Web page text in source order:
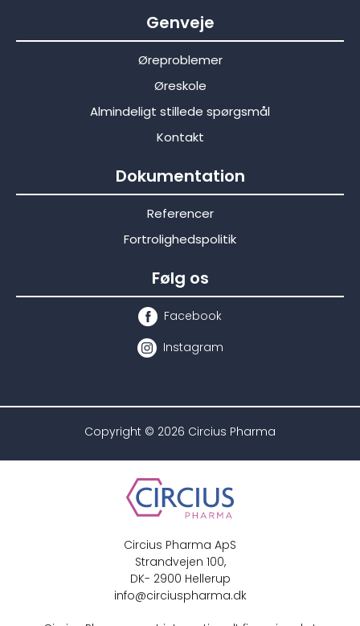
Genveje
Øreproblemer
Øreskole
Almindeligt stillede spørgsmål
Kontakt
Dokumentation
Referencer
Fortrolighedspolitik
Følg os
Facebook
Instagram
Copyright © 2026 Circius Pharma
Circius Pharma ApS
Strandvejen 100,
DK- 2900 Hellerup
info@circiuspharma.dk